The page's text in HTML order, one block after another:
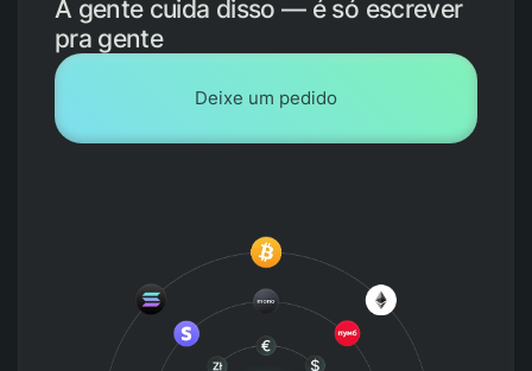
A gente cuida disso — é só escrever
pra gente
Deixe um pedido